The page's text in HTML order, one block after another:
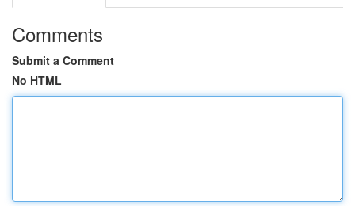
Comments
Submit a Comment
No HTML